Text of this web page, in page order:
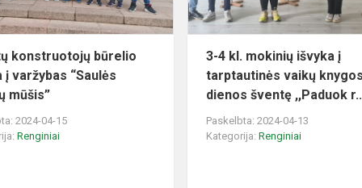
“Saulės
robot...
konstruotojų būrelio
į varžybas “Saulės
mūšis”
2024-04-15
Renginiai
3-4 kl. mokinių išvyka į
tarptautinės vaikų knygos
dienos šventę ,,Paduok
Paskelbta: 2024-04-13
Kategorija:Renginiai